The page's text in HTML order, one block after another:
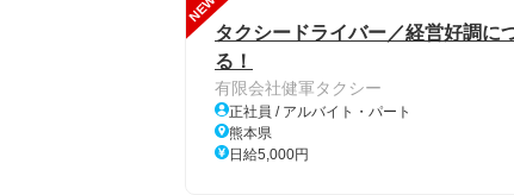
NEW
タクシードライバー／経営好調に
る！
有限会社健軍タクシー
正社員 / アルバイト・パート
熊本県
日給5,000円